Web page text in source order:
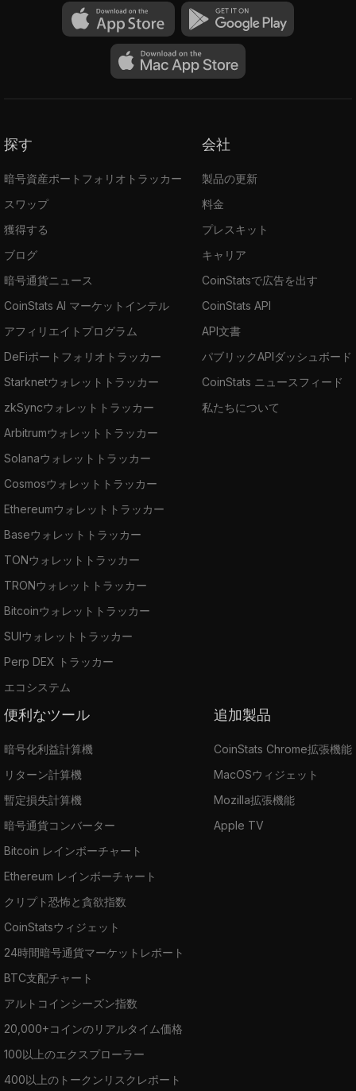
探す
暗号資産ポートフォリオトラッカー
スワップ
獲得する
ブログ
暗号通貨ニュース
CoinStats AI マーケットインテル
アフィリエイトプログラム
DeFiポートフォリオトラッカー
Starknetウォレットトラッカー
zkSyncウォレットトラッカー
Arbitrumウォレットトラッカー
Solanaウォレットトラッカー
Cosmosウォレットトラッカー
Ethereumウォレットトラッカー
Baseウォレットトラッカー
TONウォレットトラッカー
TRONウォレットトラッカー
Bitcoinウォレットトラッカー
SUIウォレットトラッカー
Perp DEX トラッカー
エコシステム
会社
製品の更新
料金
プレスキット
キャリア
CoinStatsで広告を出す
CoinStats API
API文書
パブリックAPIダッシュボード
CoinStats ニュースフィード
私たちについて
便利なツール
暗号化利益計算機
リターン計算機
暫定損失計算機
暗号通貨コンバーター
Bitcoin レインボーチャート
Ethereum レインボーチャート
クリプト恐怖と貪欲指数
CoinStatsウィジェット
24時間暗号通貨マーケットレポート
BTC支配チャート
アルトコインシーズン指数
20,000+コインのリアルタイム価格
100以上のエクスプローラー
400以上のトークンリスクレポート
追加製品
CoinStats Chrome拡張機能
MacOSウィジェット
Mozilla拡張機能
Apple TV